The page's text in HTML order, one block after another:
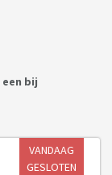
bij
VANDAAG
GESLOTEN